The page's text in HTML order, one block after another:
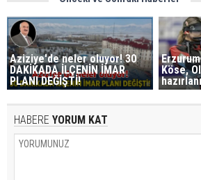
Aziziye'de neler oluyor! 30
DAKİKADA İLÇENİN İMAR
PLANI DEĞİŞTİ!
Köse,
HABERE YORUM KAT